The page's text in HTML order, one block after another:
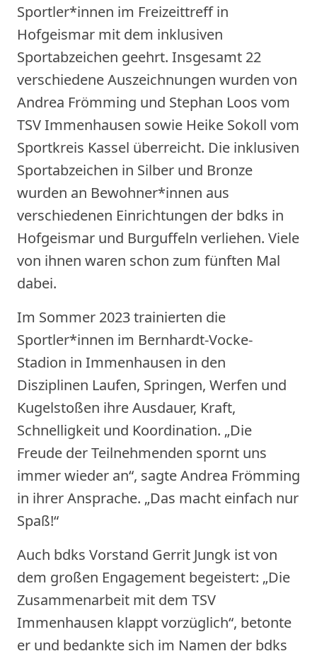
Sportler*innen im Freizeittreff in
Hofgeismar mit dem inklusiven
Sportabzeichen geehrt. Insgesamt 22
verschiedene Auszeichnungen wurden von
Andrea Frömming und Stephan Loos vom
TSV Immenhausen sowie Heike Sokoll vom
Sportkreis Kassel überreicht. Die inklusiven
Sportabzeichen in Silber und Bronze
wurden an Bewohner*innen aus
verschiedenen Einrichtungen der bdks in
Hofgeismar und Burguffeln verliehen. Viele
von ihnen waren schon zum fünften Mal
dabei.
Im Sommer 2023 trainierten die
Sportler*innen im Bernhardt-Vocke-
Stadion in Immenhausen in den
Disziplinen Laufen, Springen, Werfen und
Kugelstoßen ihre Ausdauer, Kraft,
Schnelligkeit und Koordination. „Die
Freude der Teilnehmenden spornt uns
immer wieder an“, sagte Andrea Frömming
in ihrer Ansprache. „Das macht einfach nur
Spaß!“
Auch bdks Vorstand Gerrit Jungk ist von
dem großen Engagement begeistert: „Die
Zusammenarbeit mit dem TSV
Immenhausen klappt vorzüglich“, betonte
er und bedankte sich im Namen der bdks